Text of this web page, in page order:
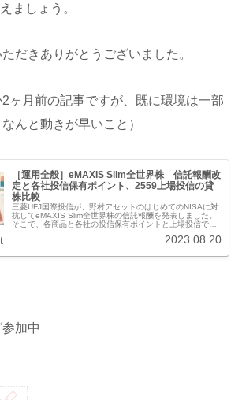
ましょう。
だきありがとうございました。
ヶ月前の記事ですが、既に環境は一部
んと動きが早いこと）
［運用全般］eMAXIS Slim全世界株 信託報酬改
定と各社投信保有ポイント、2559上場投信の貸
株比較
三菱UFJ国際投信が、野村アセットのはじめてのNISAに対
抗してeMAXIS Slim全世界株の信託報酬を発表しました。
そこで、各商品と各社の投信保有ポイントと上場投信であ
2023.08.20
加中